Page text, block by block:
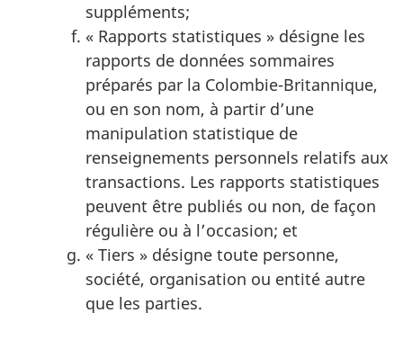
suppléments;
« Rapports statistiques » désigne les
rapports de données sommaires
préparés par la Colombie-Britannique,
ou en son nom, à partir d’une
manipulation statistique de
renseignements personnels relatifs aux
transactions. Les rapports statistiques
peuvent être publiés ou non, de façon
régulière ou à l’occasion; et
« Tiers » désigne toute personne,
société, organisation ou entité autre
que les parties.